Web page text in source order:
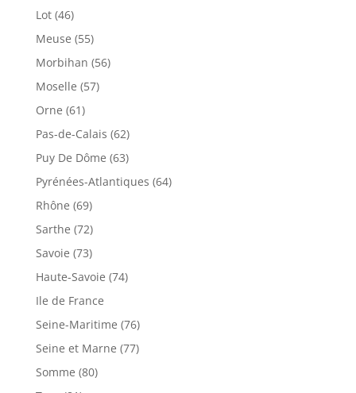
Lot (46)
Meuse (55)
Morbihan (56)
Moselle (57)
Orne (61)
Pas-de-Calais (62)
Puy De Dôme (63)
Pyrénées-Atlantiques (64)
Rhône (69)
Sarthe (72)
Savoie (73)
Haute-Savoie (74)
Ile de France
Seine-Maritime (76)
Seine et Marne (77)
Somme (80)